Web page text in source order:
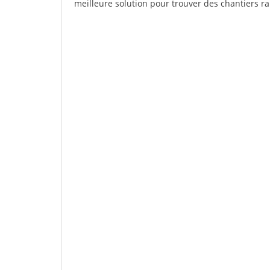
meilleure solution pour trouver des chantiers